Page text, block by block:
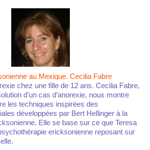
au Mexique. Cecilia Fabre
chez une fille de 12 ans. Cecilia Fabre,
d’un cas d’anorexie, nous montre
les techniques inspirées des
développées par Bert Hellinger à la
Elle se base sur ce que Teresa
ericksonienne reposant sur